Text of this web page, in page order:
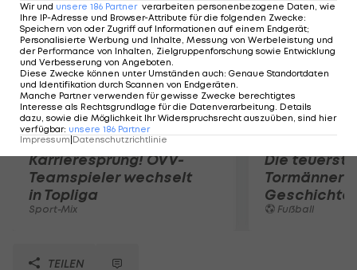
Karrieresprung! ÖVV-
Teamspieler wechselt
in Topliga
Sport-Mix
Die
Tormänner
Geschichte
Fußball
TEILEN
Wir und unsere 186 Partner verarbeiten personenbezogene Daten, wie
Ihre IP-Adresse und Browser-Attribute für die folgenden Zwecke:
Speichern von oder Zugriff auf Informationen auf einem Endgerät;
Personalisierte Werbung und Inhalte, Messung von Werbeleistung und
der Performance von Inhalten, Zielgruppenforschung sowie Entwicklung
und Verbesserung von Angeboten.
Diese Zwecke können unter Umständen auch: Genaue Standortdaten
und Identifikation durch Scannen von Endgeräten.
Manche Partner verwenden für gewisse Zwecke berechtigtes
Interesse als Rechtsgrundlage für die Datenverarbeitung. Details
dazu, sowie die Möglichkeit Ihr Widerspruchsrecht auszuüben, sind hier
verfügbar: unsere 186 Partner
Impressum Datenschutzrichtlinie